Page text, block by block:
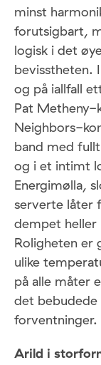
minst
forutsigbart,
logisk i det
bevisstheten.
og på iallfall
Pat Metheny-
Neighbors-
band med
og i et intimt
Energimølla,
serverte låter
dempet heller
Roligheten er
ulike
på alle måter
det
forventninger.
Arild i